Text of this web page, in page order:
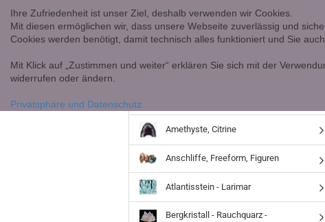
Ihre Zufriedenheit ist unser Ziel, deshalb verwenden wir Cookies.
Mit diesen ermöglichen wir, dass unsere Webseite zuverlässig und
Cookies werden benötigt, damit technisch alles funktioniert und Sie
Mit Klick auf „Zustimmen und weiter“ erklären Sie sich mit der
widerrufen oder ändern.
Privatsphäre und Datenschutz
Amethyste, Citrine
Anschliffe, Freeform, Figuren
Atlantisstein - Larimar
Bergkristall - Rauchquarz -